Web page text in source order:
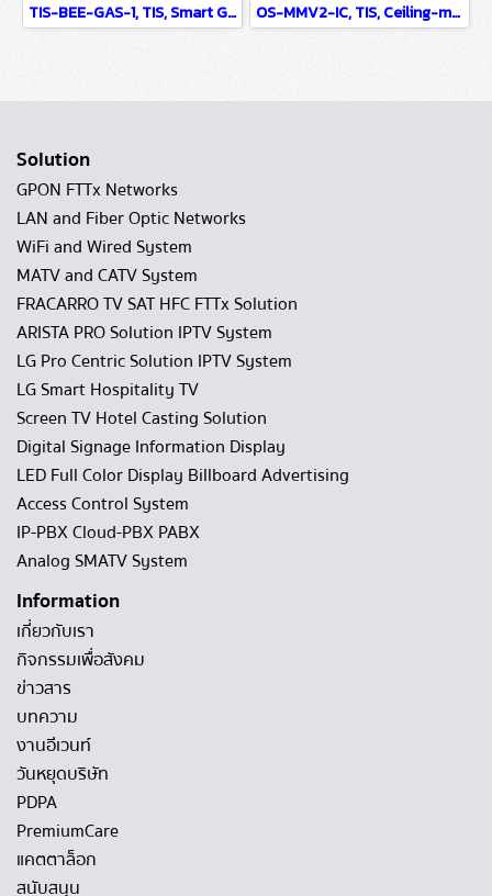
TIS-BEE-GAS-1, TIS, Smart Gas Sensor - IoT Smart Automation System OS-MMV2-IC, TIS, Ceiling-mount Recessed Sensor - IoT Smart Automation System
Solution
GPON FTTx Networks
LAN and Fiber Optic Networks
WiFi and Wired System
MATV and CATV System
FRACARRO TV SAT HFC FTTx Solution
ARISTA PRO Solution IPTV System
LG Pro Centric Solution IPTV System
LG Smart Hospitality TV
Screen TV Hotel Casting Solution
Digital Signage Information Display
LED Full Color Display Billboard Advertising
Access Control System
IP-PBX Cloud-PBX PABX
Analog SMATV System
Information
เกี่ยวกับเรา
กิจกรรมเพื่อสังคม
ข่าวสาร
บทความ
งานอีเวนท์
วันหยุดบริษัท
PDPA
PremiumCare
แคตตาล็อก
สนับสนุน